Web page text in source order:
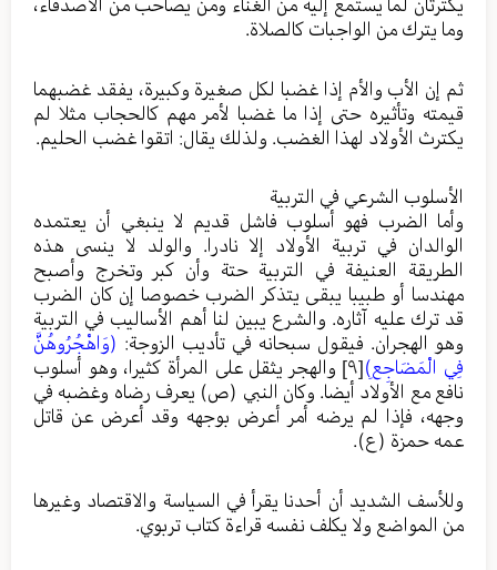
وما يترك من الواجبات كالصلاة.
ثم إن الأب والأم إذا غضبا لكل صغيرة وكبيرة، يفقد غضبهما
قيمته وتأثيره حتى إذا ما غضبا لأمر مهم كالحجاب مثلا لم
يكترث الأولاد لهذا الغضب. ولذلك يقال: اتقوا غضب الحليم.
الأسلوب الشرعي في التربية
وأما الضرب فهو أسلوب فاشل قديم لا ينبغي أن يعتمده
الوالدان في تربية الأولاد إلا نادرا. والولد لا ينسى هذه
الطريقة العنيفة في التربية حتة وأن كبر وتخرج وأصبح
مهندسا أو طبيبا يبقى يتذكر الضرب خصوصا إن كان الضرب
قد ترك عليه آثاره. والشرع يبين لنا أهم الأساليب في التربية
وهو الهجران. فيقول سبحانه في تأديب الزوجة: (وَاهْجُرُوهُنَّ
فِي الْمَضَاجِعِ)[٩]
والهجر يثقل على المرأة كثيرا، وهو أسلوب
نافع مع الأولاد أيضا. وكان النبي (ص) يعرف رضاه وغضبه في
وجهه، فإذا لم يرضه أمر أعرض بوجهه وقد أعرض عن قاتل
عمه حمزة (ع).
وللأسف الشديد أن أحدنا يقرأ في السياسة والاقتصاد وغيرها
من المواضع ولا يكلف نفسه قراءة كتاب تربوي.